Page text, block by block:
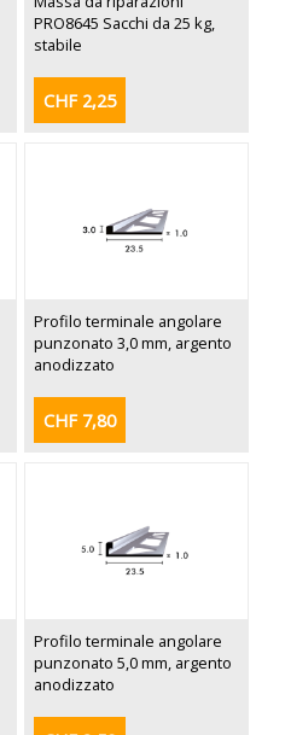
PRO8645 Sacchi da 25 kg,
stabile
CHF 2,25
Profilo terminale angolare
punzonato 3,0 mm, argento
anodizzato
CHF 7,80
Profilo terminale angolare
punzonato 5,0 mm, argento
anodizzato